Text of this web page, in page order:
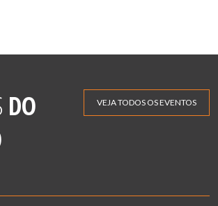
DO
VEJA TODOS OS EVENTOS